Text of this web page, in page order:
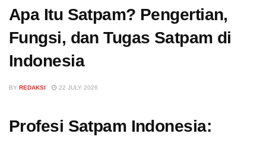
Apa Itu Satpam? Pengertian,
Fungsi, dan Tugas Satpam di
Indonesia
BY REDAKSI 22 JULY 2026
Profesi Satpam Indonesia: